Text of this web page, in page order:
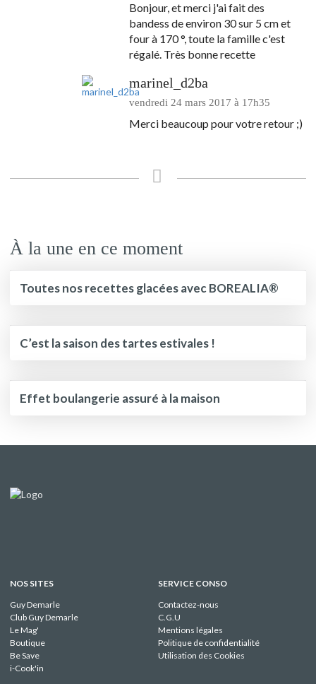
Bonjour, et merci j'ai fait des
bandess de environ 30 sur 5 cm et
four à 170 °, toute la famille c'est
régalé. Très bonne recette
marinel_d2ba
vendredi 24 mars 2017 à 17h35
Merci beaucoup pour votre retour ;)
À la une en ce moment
Toutes nos recettes glacées avec BOREALIA®
C’est la saison des tartes estivales !
Effet boulangerie assuré à la maison
NOS SITES
Guy Demarle
Club Guy Demarle
Le Mag'
Boutique
Be Save
i-Cook'in
SERVICE CONSO
Contactez-nous
C.G.U
Mentions légales
Politique de confidentialité
Utilisation des Cookies